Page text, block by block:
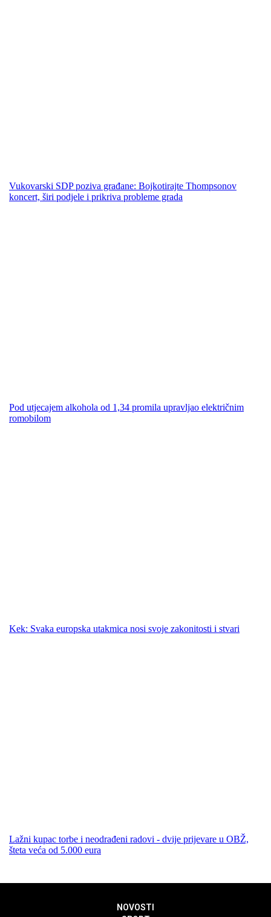
Vukovarski SDP poziva građane: Bojkotirajte Thompsonov
koncert, širi podjele i prikriva probleme grada
Pod utjecajem alkohola od 1,34 promila upravljao električnim
romobilom
Kek: Svaka europska utakmica nosi svoje zakonitosti i stvari
Lažni kupac torbe i neodrađeni radovi - dvije prijevare u OBŽ,
šteta veća od 5.000 eura
NOVOSTI